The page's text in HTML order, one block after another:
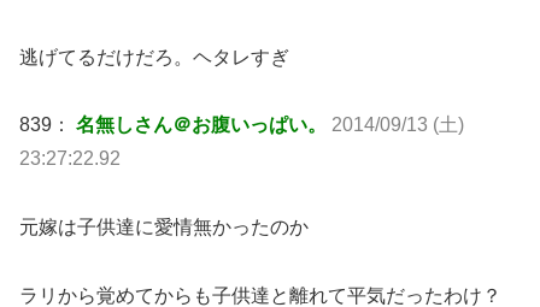
逃げてるだけだろ。ヘタレすぎ
839： 名無しさん＠お腹いっぱい。 2014/09/13 (土)
23:27:22.92
元嫁は子供達に愛情無かったのか
ラリから覚めてからも子供達と離れて平気だったわけ？